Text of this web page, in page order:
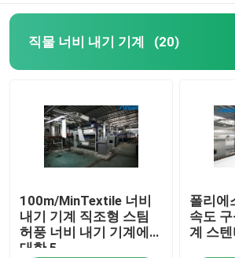
제품
우리에 대하여
직물 너비 내기 기계 (20)
100m/MinTextile 너비
내기 기계 직조형 스팀
허풍 너비 내기 기계에
대한 5
폴리에
속도 구
계 스텐